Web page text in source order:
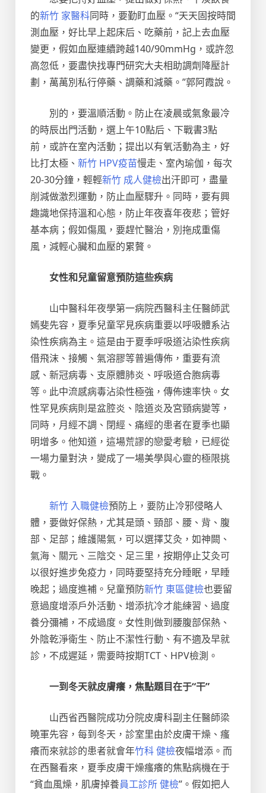
的新竹 家醫科同時，要勤盯血壓。“天天固按時間
測血壓，好比早上起床后、吃藥前，記上去血壓
變更，假如血壓連續跨越140/90mmHg，或許忽
高忽低，要盡快找專門研究大夫相助調劑降壓計
劃，萬萬別私行停藥、調藥和減藥。”郭阿霞說。
別的，要溫順活動。防止在凌晨或氣象最冷
的時辰出門活動，選上午10點后、下戰書3點
前，或許在室內活動；提出以有氧活動為主，好
比打太極、 新竹 HPV疫苗慢走、室內瑜伽，每次
20-30分鐘，輕輕新竹 成人健檢出汗即可，盡量
削減做激烈運動，防止血壓驟升。同時，要有興
趣識地保持溫和心態，防止年夜喜年夜悲；管好
基本病；假如傷風，要趕忙醫治，別拖成重傷
風，減輕心臟和血壓的累贅。
女性和兒童留意預防這些疾病
山中醫科年夜學第一病院西醫科主任醫師武
嫣斐先容，夏季兒童罕見疾病重要以呼吸體系沾
染性疾病為主。這是由于夏季呼吸道沾染性疾病
借飛沫、接觸、氣溶膠等普遍傳佈，重要有流
感、新冠病毒、支原體肺炎、呼吸道合胞病毒
等。此中流感病毒沾染性極強，傳佈速率快。女
性罕見疾病則是盆腔炎、陰道炎及宮頸病變等，
同時，月經不調、閉經、痛經的患者在夏季也顯
明增多。他知道，這場荒謬的戀愛考驗，已經從
一場力量對決，變成了一場美學與心靈的極限挑
戰。
新竹 入職健檢預防上，要防止冷邪侵略人
體，要做好保熱，尤其是頭、頸部、腰、背、腹
部、足部；維護陽氣，可以選擇艾灸，如神闕、
氣海、關元、三陰交、足三里，按期停止艾灸可
以很好進步免疫力，同時要堅持充分睡眠，早睡
晚起；過度進補。兒童預防新竹 東區健檢也要留
意過度增添戶外活動、增添抗冷才能練習、過度
養分彌補，不成過度。女性則做到腰腹部保熱、
外陰乾淨衛生、防止不潔性行動、有不適及早就
診，不成遲延，需要時按期TCT、HPV檢測。
一到冬天就皮膚癢，焦點題目在于“干”
山西省西醫院成功分院皮膚科副主任醫師梁
曉軍先容，每到冬天，診室里由於皮膚干燥、瘙
癢而來就診的患者就會年竹科 健檢夜幅增添。而
在西醫看來，夏季皮膚干燥瘙癢的焦點病機在于
“貧血風燥，肌膚掉養員工診所 健檢”。假如把人